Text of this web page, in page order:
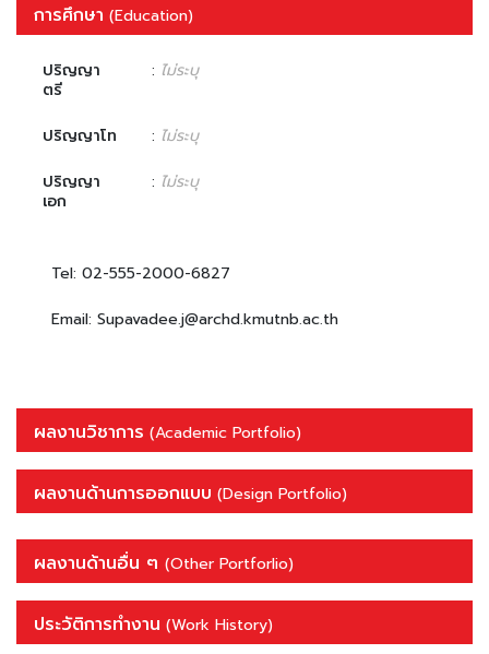
การศึกษา (Education)
ปริญญา
ตรี
: ไม่ระบุ
ปริญญาโท : ไม่ระบุ
ปริญญา
เอก
: ไม่ระบุ
Tel: 02-555-2000-6827
Email: Supavadee.j@archd.kmutnb.ac.th
ผลงานวิชาการ (Academic Portfolio)
ผลงานด้านการออกแบบ (Design Portfolio)
ผลงานด้านอื่น ๆ (Other Portforlio)
ประวัติการทำงาน (Work History)